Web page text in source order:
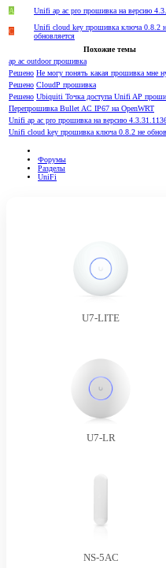
A
Unifi ap ac pro прошивка на версию
C
Unifi cloud key прошивка ключа 0.8.2
обновляется
Похожие темы
ap ac outdoor прошивка
Решено Не могу понять какая прошивка мне
Решено CloudP прошивка
Решено Ubiquiti Точка доступа Unifi AP
Перепрошивка Bullet AC IP67 на OpenWRT
Unifi ap ac pro прошивка на версию
Unifi cloud key прошивка ключа 0.8.2 не
Форумы
Разделы
UniFi
U7-LITE
U7-LR
NS-5AC